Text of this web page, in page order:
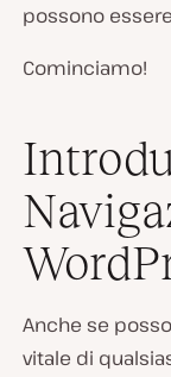
possono
Cominciamo!
Anche se
vitale di